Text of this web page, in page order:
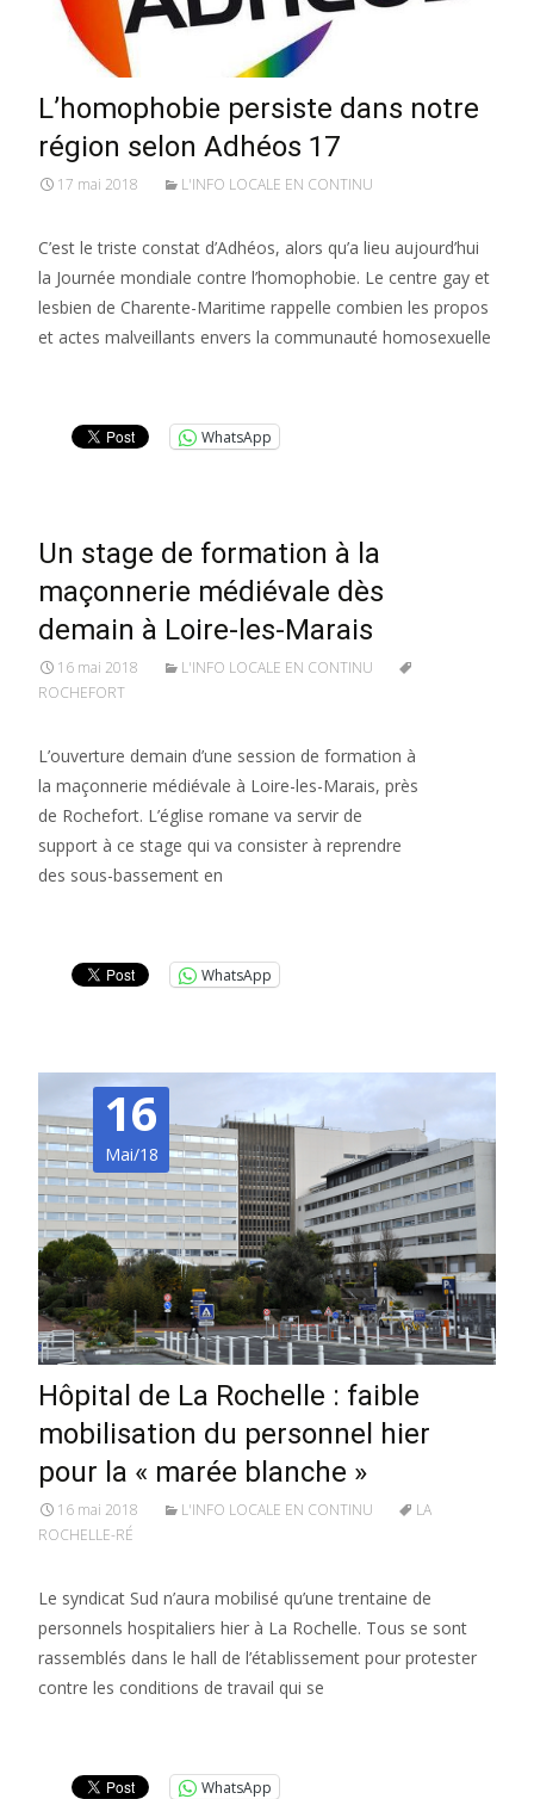
L’homophobie persiste dans notre
région selon Adhéos 17
17 mai 2018 L'INFO LOCALE EN CONTINU
C’est le triste constat d’Adhéos, alors qu’a lieu aujourd’hui
la Journée mondiale contre l’homophobie. Le centre gay et
lesbien de Charente-Maritime rappelle combien les propos
et actes malveillants envers la communauté homosexuelle
WhatsApp
Un stage de formation à la
maçonnerie médiévale dès
demain à Loire-les-Marais
16 mai 2018
L'INFO LOCALE EN CONTINU
ROCHEFORT
L’ouverture demain d’une session de formation à
la maçonnerie médiévale à Loire-les-Marais, près
de Rochefort. L’église romane va servir de
support à ce stage qui va consister à reprendre
des sous-bassement en
WhatsApp
16
Mai/18
Hôpital de La Rochelle : faible
mobilisation du personnel hier
pour la « marée blanche »
16 mai 2018 L'INFO LOCALE EN CONTINU
LA
ROCHELLE-RÉ
Le syndicat Sud n’aura mobilisé qu’une trentaine de
personnels hospitaliers hier à La Rochelle. Tous se sont
rassemblés dans le hall de l’établissement pour protester
contre les conditions de travail qui se
WhatsApp